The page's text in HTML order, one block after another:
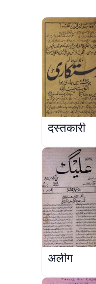
दस्तकारी
अलीग